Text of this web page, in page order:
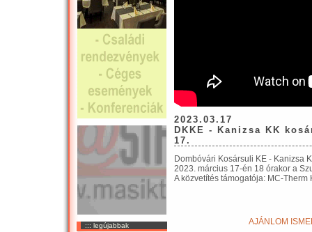
2023.03.17
DKKE - Kanizsa KK
17.
Dombóvári Kosársuli KE - Kanizsa
2023. március 17-én 18 órakor a
A közvetítés támogatója: MC-Therm
AJÁNLOM
::: legújabbak